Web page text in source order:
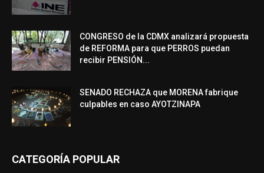
CONGRESO de la CDMX analizará propuesta
de REFORMA para que PERROS puedan
recibir PENSIÓN...
SENADO RECHAZA que MORENA fabrique
culpables en caso AYOTZINAPA
CATEGORÍA POPULAR